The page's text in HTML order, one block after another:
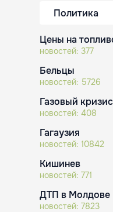
Политика
Цены на
новостей: 377
Бельцы
новостей: 5726
Газовый кризис
новостей: 408
Гагаузия
новостей: 10842
Кишинев
новостей: 771
ДТП в Молдове
новостей: 7823